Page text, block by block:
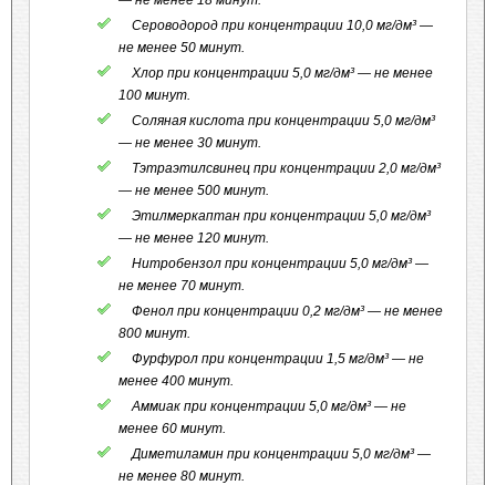
Сероводород при концентрации 10,0 мг/дм³ —
не менее 50 минут.
Хлор при концентрации 5,0 мг/дм³ — не менее
100 минут.
Соляная кислота при концентрации 5,0 мг/дм³
— не менее 30 минут.
Тэтраэтилсвинец при концентрации 2,0 мг/дм³
— не менее 500 минут.
Этилмеркаптан при концентрации 5,0 мг/дм³
— не менее 120 минут.
Нитробензол при концентрации 5,0 мг/дм³ —
не менее 70 минут.
Фенол при концентрации 0,2 мг/дм³ — не менее
800 минут.
Фурфурол при концентрации 1,5 мг/дм³ — не
менее 400 минут.
Аммиак при концентрации 5,0 мг/дм³ — не
менее 60 минут.
Диметиламин при концентрации 5,0 мг/дм³ —
не менее 80 минут.